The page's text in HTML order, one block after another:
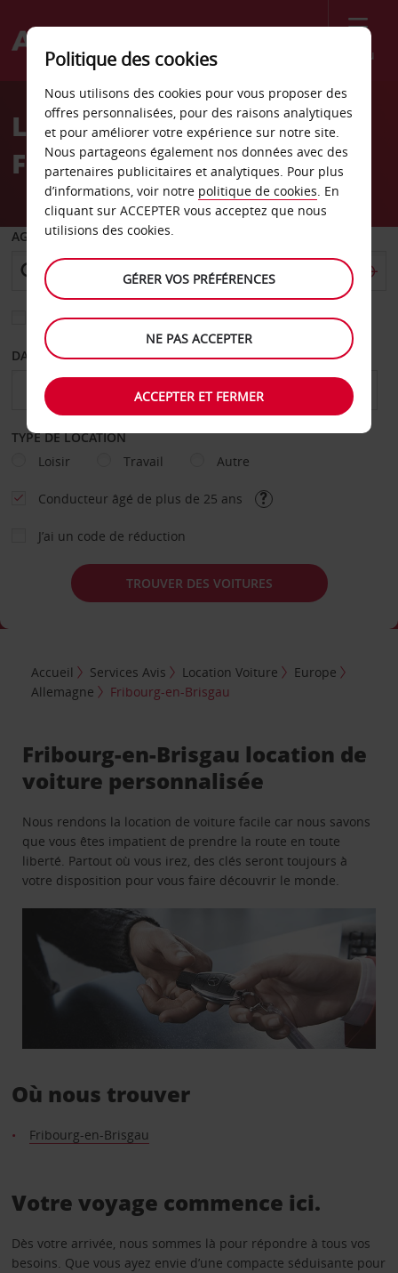
Menu
Welcome
AvisLocation de voiture
Fribourg-en-Brisgau
AGENCE DE DÉPART
Sélectionnez une autre agence de retour
DATE DE DÉPART DATE DE RETOUR
TYPE DE LOCATION
Loisir
Travail Autre
Conducteur âgé de plus de 25 ans
J’ai un code de réduction
TROUVER DES VOITURES
Accueil Services Avis Location Voiture
Europe
Allemagne
Fribourg-en-Brisgau
Fribourg-en-Brisgau location de
voiture personnalisée
Nous rendons la location de voiture facile car nous savons
que vous êtes impatient de prendre la route en toute
liberté. Partout où vous irez, des clés seront toujours à
votre disposition pour vous faire découvrir le monde.
Où nous trouver
Fribourg-en-Brisgau
Votre voyage commence ici.
Dès votre arrivée, nous sommes là pour répondre à tous vos
besoins. Que vous ayez envie d’une compacte séduisante pour
Politique des cookies
Nous utilisons des cookies pour vous proposer des
offres personnalisées, pour des raisons analytiques
et pour améliorer votre expérience sur notre site.
Nous partageons également nos données avec des
partenaires publicitaires et analytiques. Pour plus
d’informations, voir notre politique de cookies. En
cliquant sur ACCEPTER vous acceptez que nous
utilisions des cookies.
GÉRER VOS PRÉFÉRENCES
NE PAS ACCEPTER
ACCEPTER ET FERMER